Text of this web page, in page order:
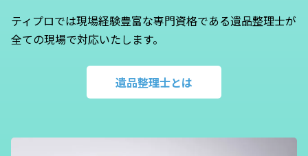
ティプロでは現場経験豊富な専門資格である遺品整理士が
全ての現場で対応いたします。
遺品整理士とは